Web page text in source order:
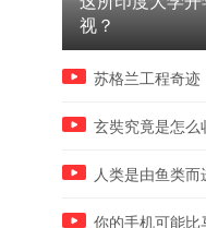
喀喇昆仑传来坏消息，中
视？
苏格兰工程奇迹
玄奘究竟是怎么
人类是由鱼类而
你的手机可能比